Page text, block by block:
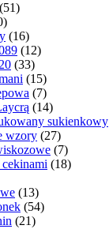
(51)
(16)
(12)
(33)
(15)
(7)
(14)
sukienkowy
wzory (27)
(7)
(18)
(13)
(54)
(21)